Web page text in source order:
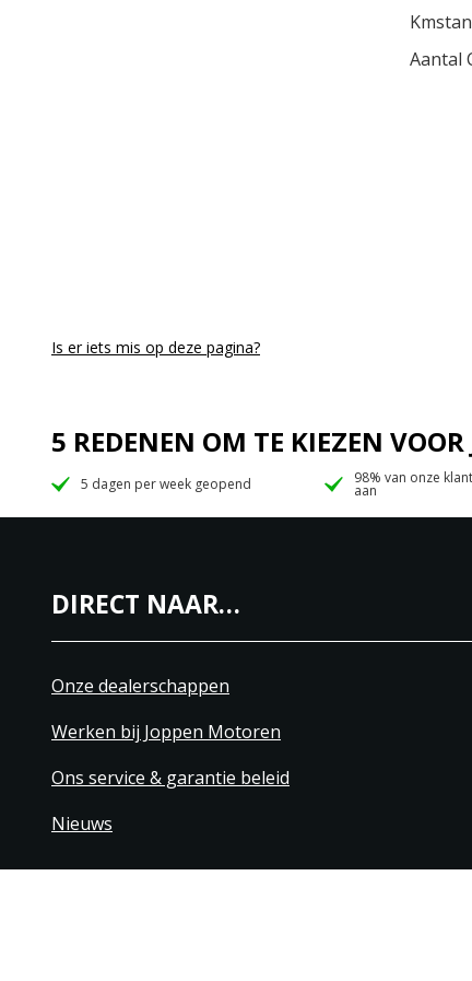
Aantal
Is er iets mis op deze pagina?
5 REDENEN OM TE KIEZEN
5 dagen per week geopend 98% van onze
aan
DIRECT NAAR…
Onze dealerschappen
Werken bij Joppen Motoren
Ons service & garantie beleid
Nieuws